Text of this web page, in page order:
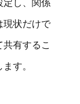
定し、関係
現状だけで
有するこ
す。